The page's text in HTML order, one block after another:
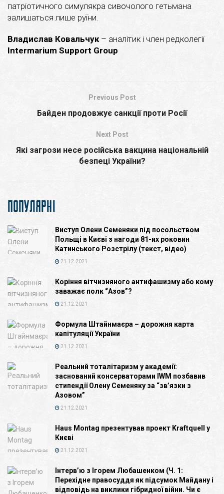
патріотичного симулякра сивочолого гетьмана
залишаться лише руїни.
Владислав Ковальчук – аналітик і член редколегії
Intermarium Support Group
Previous Post
Байден продовжує санкції проти Росії
Next Post
Які загрози несе російська вакцина національній
безпеці України?
ПОПУЛЯРНІ
Виступ Олени Семеняки під посольством
Польщі в Києві з нагоди 81-их роковин
Катинського Розстрілу (текст, відео)
21.12.2021
Коріння вітчизняного антифашизму або кому
заважає полк “Азов”?
21.12.2021
Формула Штайнмаєра – дорожня карта
капітуляції України
21.12.2021
Реальний тоталітаризм у академії:
заснований консерваторами IWM позбавив
стипендії Олену Семеняку за “зв’язки з
Азовом”
21.12.2021
Haus Montag презентував проект Kraftquell у
Києві
21.12.2021
Інтерв’ю з Ігорем Любашенком (Ч. 1:
Перехідне правосуддя як підсумок Майдану і
відповідь на виклики гібридної війни. Чи є